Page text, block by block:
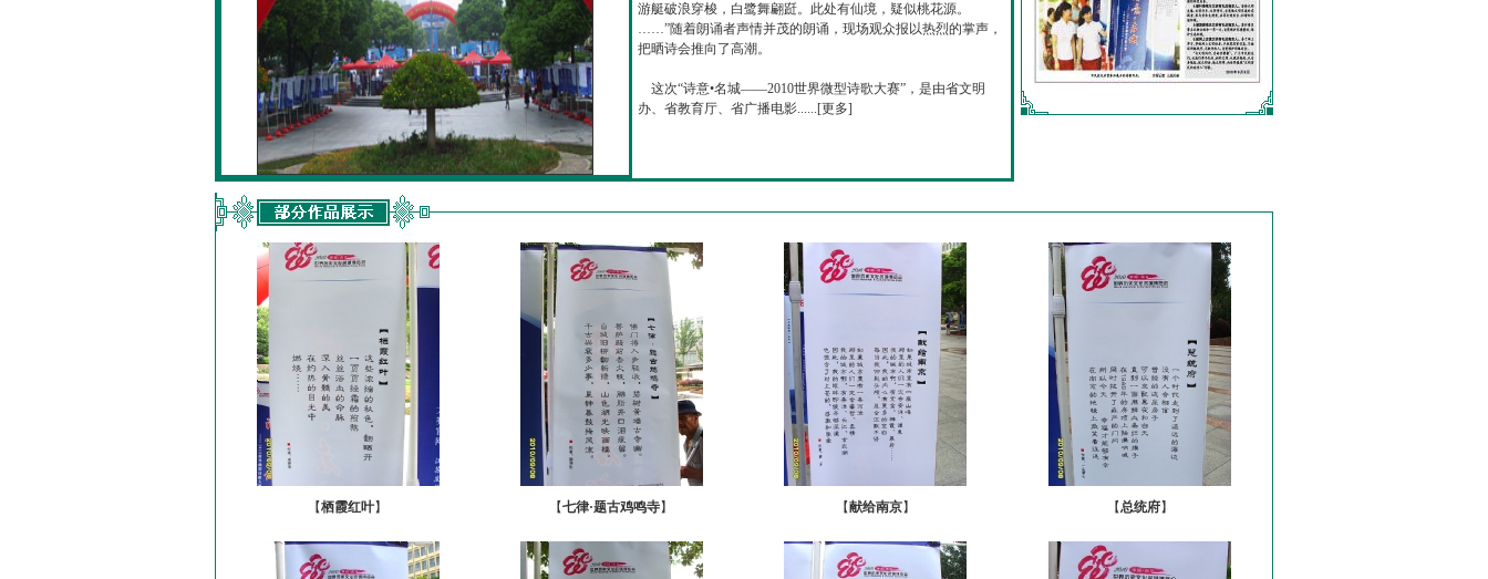
游艇破浪穿梭，白鹭舞翩跹。此处有仙境，疑似桃花源。
……”随着朗诵者声情并茂的朗诵，现场观众报以热烈的掌声，
把晒诗会推向了高潮。
这次“诗意•名城——2010世界微型诗歌大赛”，是由省文明
办、省教育厅、省广播电影......[更多]
【栖霞红叶】 【七律·题古鸡鸣寺】 【献给南京】 【总统府】